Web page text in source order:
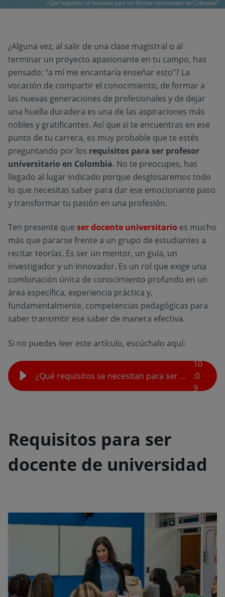
¿Qué requisitos se necesitan para ser docente universitario en Colombia?
¿Alguna vez, al salir de una clase magistral o al
terminar un proyecto apasionante en tu campo, has
pensado: "a mí me encantaría enseñar esto"? La
vocación de compartir el conocimiento, de formar a
las nuevas generaciones de profesionales y de dejar
una huella duradera es una de las aspiraciones más
nobles y gratificantes. Así que si te encuentras en ese
punto de tu carrera, es muy probable que te estés
preguntando por los requisitos para ser profesor
universitario en Colombia. No te preocupes, has
llegado al lugar indicado porque desglosaremos todo
lo que necesitas saber para dar ese emocionante paso
y transformar tu pasión en una profesión.
Ten presente que ser docente universitario es mucho
más que pararse frente a un grupo de estudiantes a
recitar teorías. Es ser un mentor, un guía, un
investigador y un innovador. Es un rol que exige una
combinación única de conocimiento profundo en un
área específica, experiencia práctica y,
fundamentalmente, competencias pedagógicas para
saber transmitir ese saber de manera efectiva.
Si no puedes leer este artículo, escúchalo aquí:
¿Qué requisitos se necesitan para ser docente universitario en Colombia?
10
:0
9
Requisitos para ser
docente de universidad